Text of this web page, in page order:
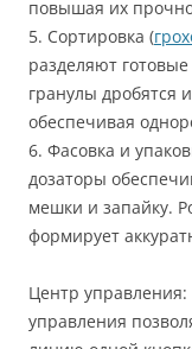
повышая их
5. Сортировка (
разделяют
гранулы дробятся
обеспечивая
6. Фасовка и
дозаторы
мешки и запайку.
формирует
Центр управления:
управления